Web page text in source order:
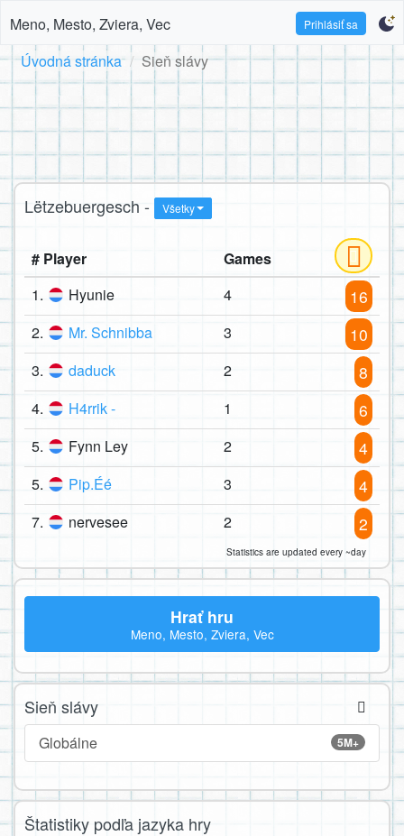
Meno, Mesto, Zviera, Vec Prihlásiť sa
Úvodná stránka Sieň slávy
Lëtzebuergesch - Všetky
# Player
Games
1.
Hyunie 4 16
2. Mr. Schnibba 3 10
3. daduck 2 8
4. H4rrik - 1 6
5. Fynn Ley 2 4
5. Pip.Éé 3 4
7. nervesee 2 2
Statistics are updated every ~day
Hrať hru
Meno, Mesto, Zviera, Vec
Sieň slávy
5M+
Globálne
Štatistiky podľa jazyka hry